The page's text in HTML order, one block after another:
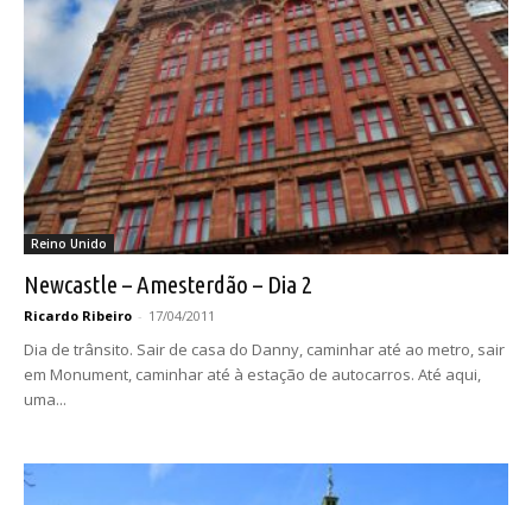
Reino Unido
Newcastle – Amesterdão – Dia 2
Ricardo Ribeiro - 17/04/2011
Dia de trânsito. Sair de casa do Danny, caminhar até ao metro, sair
em Monument, caminhar até à estação de autocarros. Até aqui,
uma...